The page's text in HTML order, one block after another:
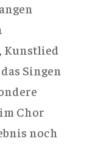
Kunstlied
Singen
Chor
noch